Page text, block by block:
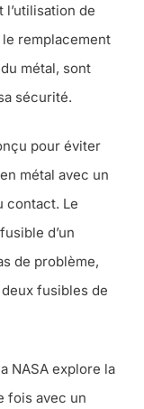
de
remplacement
métal, sont
sécurité.
pour éviter
métal avec un
contact. Le
d’un
de problème,
fusibles de
NASA explore la
fois avec un